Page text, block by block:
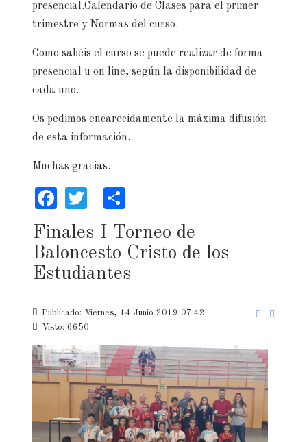
presencial.Calendario de Clases para el primer
trimestre y Normas del curso.
Como sabéis el curso se puede realizar de forma
presencial u on line, según la disponibilidad de
cada uno.
Os pedimos encarecidamente la máxima difusión
de esta información.
Muchas gracias.
Facebook
Twitter
Finales I Torneo de
Baloncesto Cristo de los
Estudiantes
Publicado: Viernes, 14 Junio 2019 07:42
Visto: 6650